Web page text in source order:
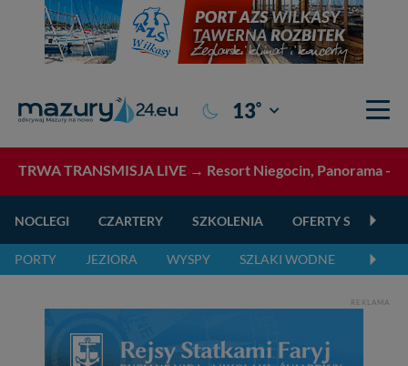
13° Giżycko
TRWA TRANSMISJA LIVE → Resort Niegocin, Panorama -
NOCLEGI CZARTERY SZKOLENIA OFERTY
PORTY JEZIORA WYSPY SZLAKI WODNE
REKLAMA